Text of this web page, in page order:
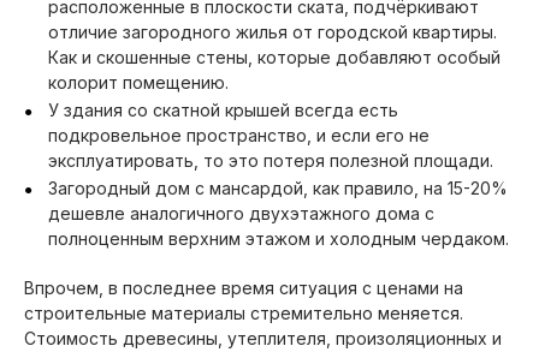
расположенные в плоскости ската, подчёркивают
отличие загородного жилья от городской квартиры.
Как и скошенные стены, которые добавляют особый
колорит помещению.
У здания со скатной крышей всегда есть
подкровельное пространство, и если его не
эксплуатировать, то это потеря полезной площади.
Загородный дом с мансардой, как правило, на 15-20%
дешевле аналогичного двухэтажного дома с
полноценным верхним этажом и холодным чердаком.
Впрочем, в последнее время ситуация с ценами на
строительные материалы стремительно меняется.
Стоимость древесины, утеплителя, произоляционных и